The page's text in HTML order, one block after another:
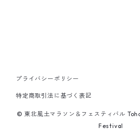
プライバシーポリシー
特定商取引法に基づく表記
© 東北風土マラソン＆フェスティバル
Festival